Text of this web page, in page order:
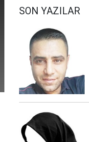
SON YAZILAR